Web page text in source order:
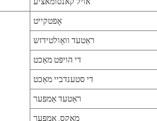
אָפטקייט
ראַטעד וואָולטידזש
די הויפּט מאַכט
די סטענדביי מאַכט
ראַטעד אַמפּער
מאַקס. אַמפּער